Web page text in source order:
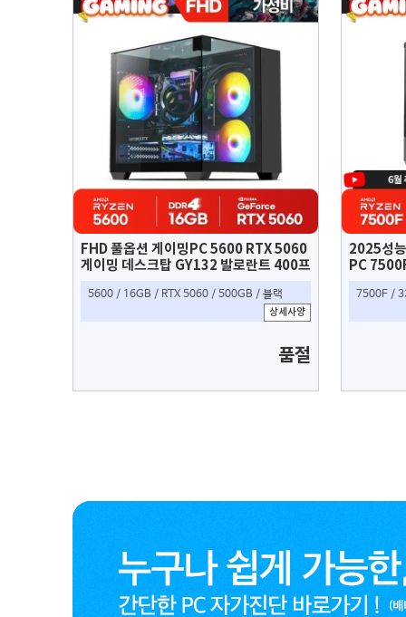
FHD 풀옵션 게이밍PC 5600 RTX 5060
게이밍 데스크탑 GY132 발로란트 400프
몬헌와일즈 100프레임 가능
5600 / 16GB / RTX 5060 / 500GB / 블랙
상세사양
품절
2025성
PC
션 99프
7500F /